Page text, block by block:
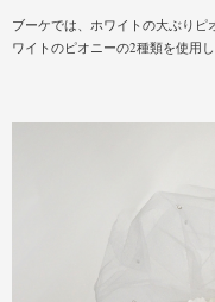
ブーケでは、ホワイトの大ぶり
ワイトのピオニーの2種類を使用し